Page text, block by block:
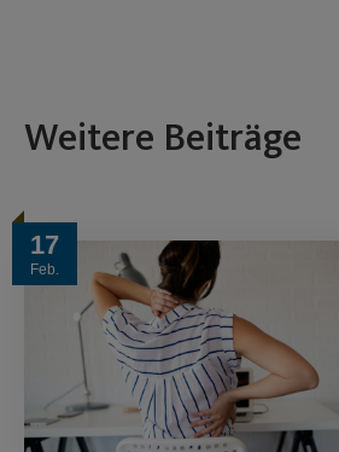
Weitere Beiträge
17
Feb.